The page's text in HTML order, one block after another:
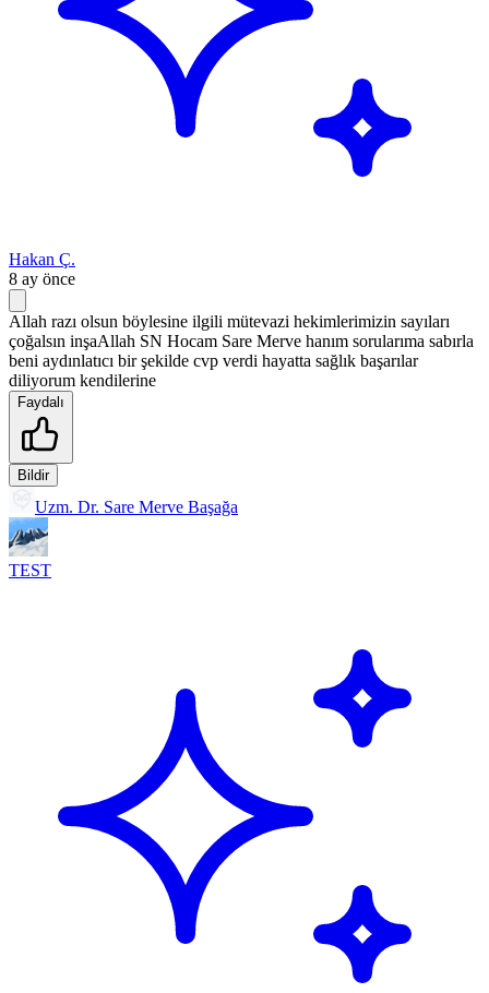
Hakan Ç.
8 ay önce
Allah razı olsun böylesine ilgili mütevazi hekimlerimizin sayıları
çoğalsın inşaAllah SN Hocam Sare Merve hanım sorularıma sabırla
beni aydınlatıcı bir şekilde cvp verdi hayatta sağlık başarılar
diliyorum kendilerine
Faydalı
Bildir
Uzm. Dr. Sare Merve Başağa
TEST